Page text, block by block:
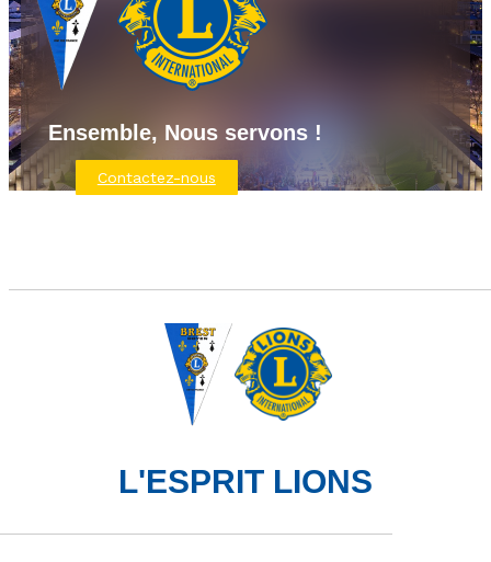
Ensemble, Nous servons !
Contactez-nous
L'ESPRIT LIONS